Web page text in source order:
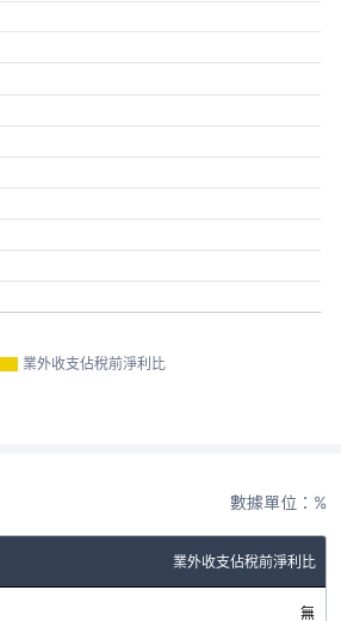
業外收支佔稅前淨利比
數據單位：%
業外收支佔稅前淨利比
無